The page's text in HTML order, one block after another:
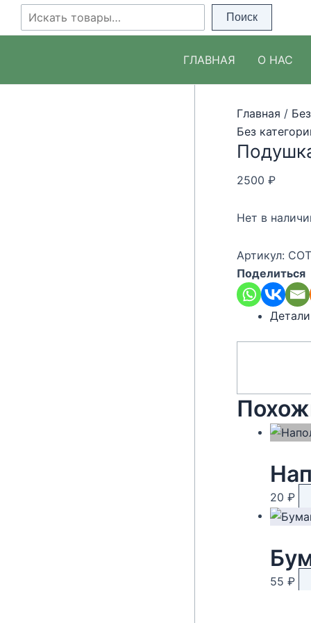
Перейти
Поиск Поиск
ГЛАВНАЯ О НАС
Главная /
Без
2500 ₽
Нет в
Артикул:
Поделиться
Детали
20 ₽
55 ₽